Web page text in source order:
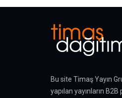
Bu site Timaş Yayın
yapılan yayınların